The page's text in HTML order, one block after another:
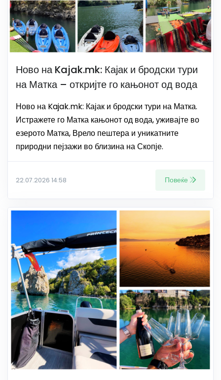
Ново на Kajak.mk: Кајак и бродски тури
на Матка – откријте го кањонот од вода
Ново на Kajak.mk: Кајак и бродски тури на Матка.
Истражете го Матка кањонот од вода, уживајте во
езерото Матка, Врело пештера и уникатните
природни пејзажи во близина на Скопје.
22.07.2026 14:58 Повеќе